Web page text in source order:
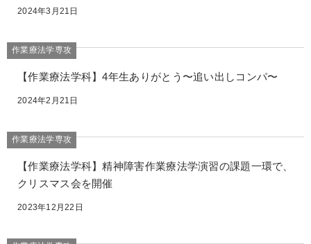
2024年3月21日
作業療法学専攻
【作業療法学科】4年生ありがとう〜追い出しコンパ〜
2024年2月21日
作業療法学専攻
【作業療法学科】精神障害作業療法学演習の課題一環で、
クリスマス会を開催
2023年12月22日